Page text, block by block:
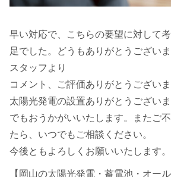
早い対応で、こちらの要望に対して
足でした。どうもありがとうございま
スタッフより
コメント、ご評価ありがとうございま
太陽光発電の設置ありがとうござい
でもおうかがいいたします。またご
たら、いつでもご相談ください。
今後ともよろしくお願いいたします。
【岡山の太陽光発電・蓄電池・オー